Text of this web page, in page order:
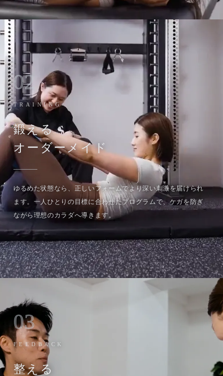
02
TRAINING
鍛える
オーダーメイド
ゆるめた状態なら、正しいフォームでより深い刺激を届けられ
ます。一人ひとりの目標に合わせたプログラムで、ケガを防ぎ
ながら理想のカラダへ導きます。
03
FEEDBACK
整える